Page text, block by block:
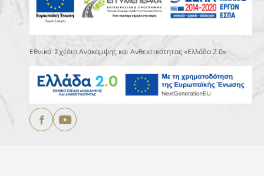
Εθνικό Σχέδιο Ανάκαμψης και Ανθεκτικότητας «Ελλάδα 2.0»